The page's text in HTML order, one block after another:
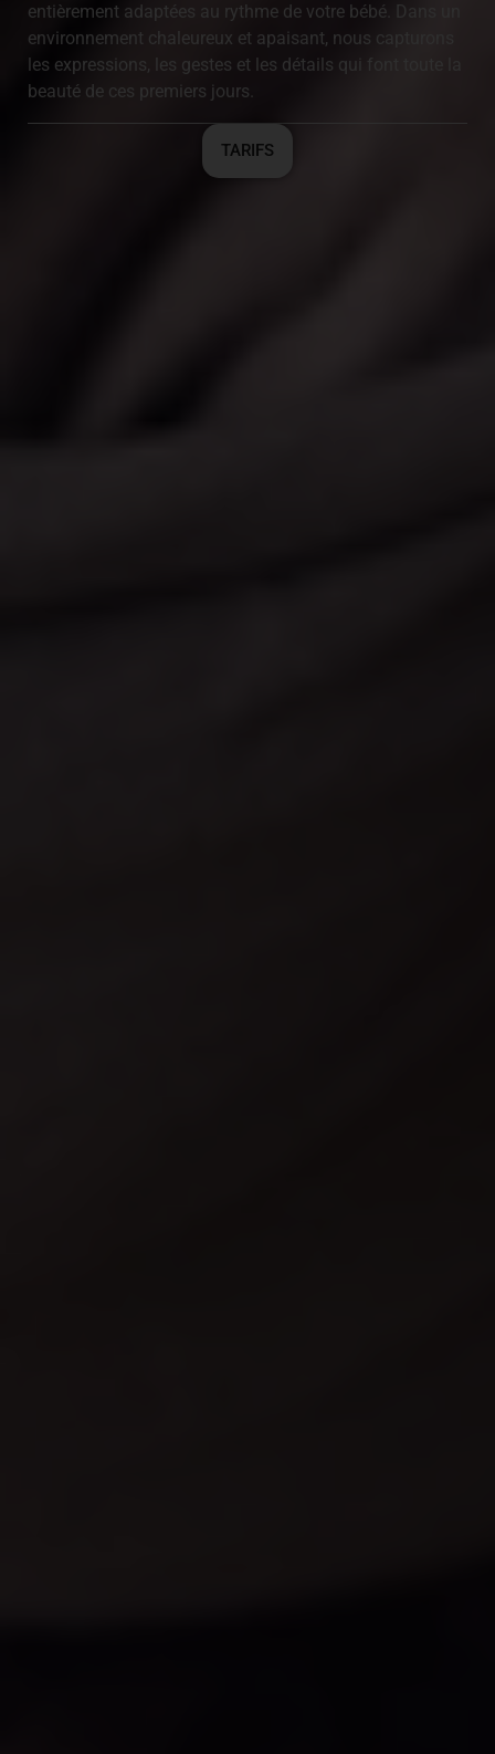
entièrement adaptées au rythme de votre bébé. Dans un
environnement chaleureux et apaisant, nous capturons
les expressions, les gestes et les détails qui font toute la
beauté de ces premiers jours.
TARIFS